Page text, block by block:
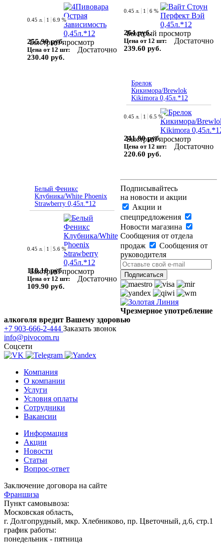
Быстрый просмотр
0.45 л. 1 6.9 %
255.90 руб.
Цена от 12 шт:
230.40 руб.
Достаточно
Быстрый просмотр
0.45 л. 1 6 %
264 руб.
Цена от 12 шт:
239.60 руб.
Достаточно
Брелок
Кикимора/Brewlok
Kikimora 0,45л.*12
Быстрый просмотр
0.45 л. 1 6.5 %
241.80 руб.
Цена от 12 шт:
220.60 руб.
Достаточно
Белый Феникс
Клубника/White Phoenix
Strawberry 0,45л.*12
Быстрый просмотр
0.45 л. 1 5.6 %
118.10 руб.
Цена от 12 шт:
109.90 руб.
Достаточно
Подписывайтесь
на новости и акции
Акции и
спецпредложения
Новости магазина
Сообщения от отдела
продаж
Сообщения от
руководителя
Чрезмерное употребление
алкоголя вредит Вашему здоровью
+7 903-666-2-444 Заказать звонок
info@pivocom.ru
Соцсети
Компания
О компании
Услуги
Условия оплаты
Сотрудники
Вакансии
Информация
Акции
Новости
Статьи
Вопрос-ответ
Заключение договора на сайте
Франшиза
Пункт самовывоза:
Московская область,
г. Долгопрудный, мкр. Хлебниково, пр. Цветочный, д.6, стр.1
график работы:
понедельник - пятница